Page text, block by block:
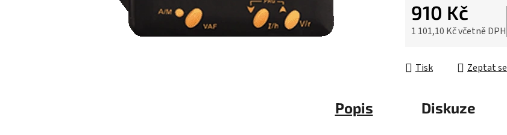
910 Kč
1 101,10 Kč včetně DPH
Tisk Zeptat se
Popis Diskuze